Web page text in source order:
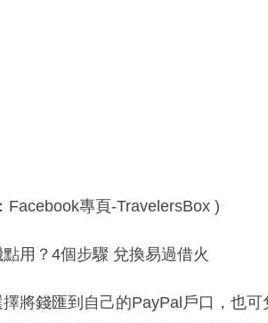
Facebook專頁-TravelersBox )
用？4個步驟 兌換易過借火
擇將錢匯到自己的PayPal戶口，也